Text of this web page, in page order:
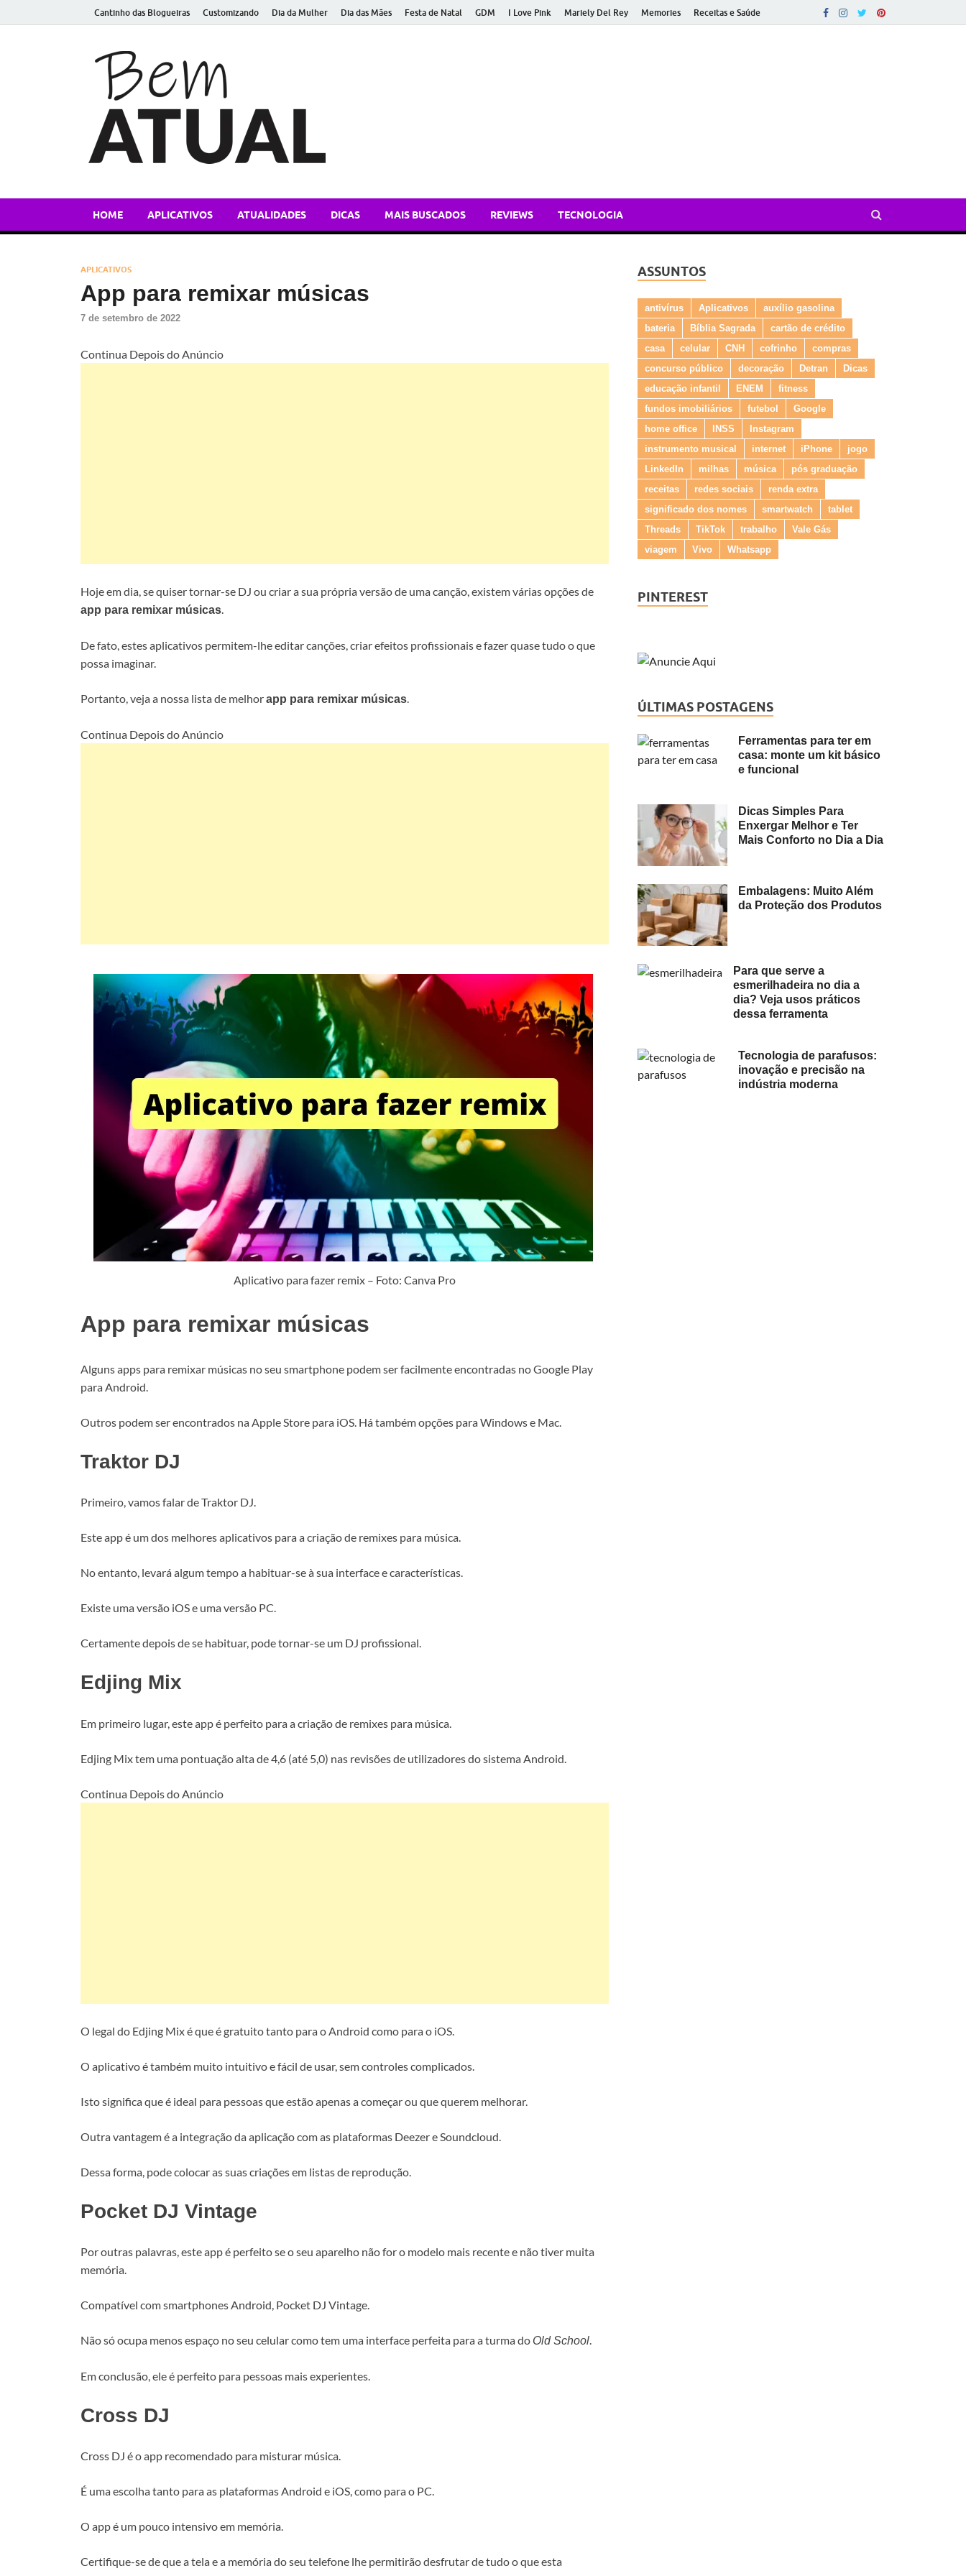
Cantinho das Blogueiras Customizando Dia da Mulher Dia das Mães Festa de Natal GDM I Love Pink Mariely Del Rey Memories Receitas e Saúde
HOME APLICATIVOS ATUALIDADES DICAS MAIS BUSCADOS REVIEWS TECNOLOGIA
APLICATIVOS
App para remixar músicas
7 de setembro de 2022
Continua Depois do Anúncio
Hoje em dia, se quiser tornar-se DJ ou criar a sua própria versão de uma canção, existem várias opções de
app para remixar músicas.
De fato, estes aplicativos permitem-lhe editar canções, criar efeitos profissionais e fazer quase tudo o que
possa imaginar.
Portanto, veja a nossa lista de melhorapp para remixar músicas.
Continua Depois do Anúncio
Aplicativo para fazer remix – Foto: Canva Pro
App para remixar músicas
Alguns apps para remixar músicas no seu smartphone podem ser facilmente encontradas no Google Play
para Android.
Outros podem ser encontrados na Apple Store para iOS. Há também opções para Windows e Mac.
Traktor DJ
Primeiro, vamos falar de Traktor DJ.
Este app é um dos melhores aplicativos para a criação de remixes para música.
No entanto, levará algum tempo a habituar-se à sua interface e características.
Existe uma versão iOS e uma versão PC.
Certamente depois de se habituar, pode tornar-se um DJ profissional.
Edjing Mix
Em primeiro lugar, este app é perfeito para a criação de remixes para música.
Edjing Mix tem uma pontuação alta de 4,6 (até 5,0) nas revisões de utilizadores do sistema Android.
Continua Depois do Anúncio
O legal do Edjing Mix é que é gratuito tanto para o Android como para o iOS.
O aplicativo é também muito intuitivo e fácil de usar, sem controles complicados.
Isto significa que é ideal para pessoas que estão apenas a começar ou que querem melhorar.
Outra vantagem é a integração da aplicação com as plataformas Deezer e Soundcloud.
Dessa forma, pode colocar as suas criações em listas de reprodução.
Pocket DJ Vintage
Por outras palavras, este app é perfeito se o seu aparelho não for o modelo mais recente e não tiver muita
memória.
Compatível com smartphones Android, Pocket DJ Vintage.
Não só ocupa menos espaço no seu celular como tem uma interface perfeita para a turma do Old School.
Em conclusão, ele é perfeito para pessoas mais experientes.
Cross DJ
Cross DJ é o app recomendado para misturar música.
É uma escolha tanto para as plataformas Android e iOS, como para o PC.
O app é um pouco intensivo em memória.
Certifique-se de que a tela e a memória do seu telefone lhe permitirão desfrutar de tudo o que esta
ASSUNTOS
antivírus Aplicativos
auxílio gasolina
bateria
Bíblia Sagrada
cartão de crédito
casa
celular CNH cofrinho
compras
concurso público
decoração Detran
Dicas
educação infantil
ENEM
fitness
fundos imobiliários
futebol
Google
home office
INSS
Instagram
instrumento musical
internet iPhone
jogo
LinkedIn
milhas música
pós graduação
receitas
redes sociais
renda extra
significado dos nomes
smartwatch
tablet
Threads
TikTok trabalho
Vale Gás
viagem
Vivo Whatsapp
PINTEREST
ÚLTIMAS POSTAGENS
Ferramentas para ter em
casa: monte um kit básico
e funcional
Dicas Simples Para
Enxergar Melhor e Ter
Mais Conforto no Dia a Dia
Embalagens: Muito Além
da Proteção dos Produtos
Para que serve a
esmerilhadeira no dia a
dia? Veja usos práticos
dessa ferramenta
Tecnologia de parafusos:
inovação e precisão na
indústria moderna